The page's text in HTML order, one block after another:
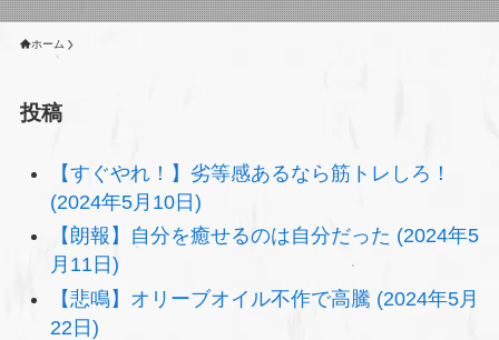
ホーム
投稿
【すぐやれ！】劣等感あるなら筋トレしろ！
(2024年5月10日)
【朗報】自分を癒せるのは自分だった (2024年5
月11日)
【悲鳴】オリーブオイル不作で高騰 (2024年5月
22日)